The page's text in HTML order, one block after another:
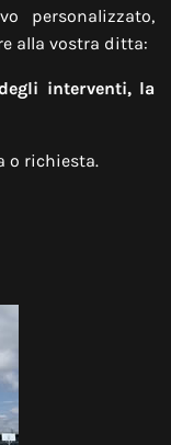
personalizzato,
alla vostra ditta:
interventi, la
o richiesta.